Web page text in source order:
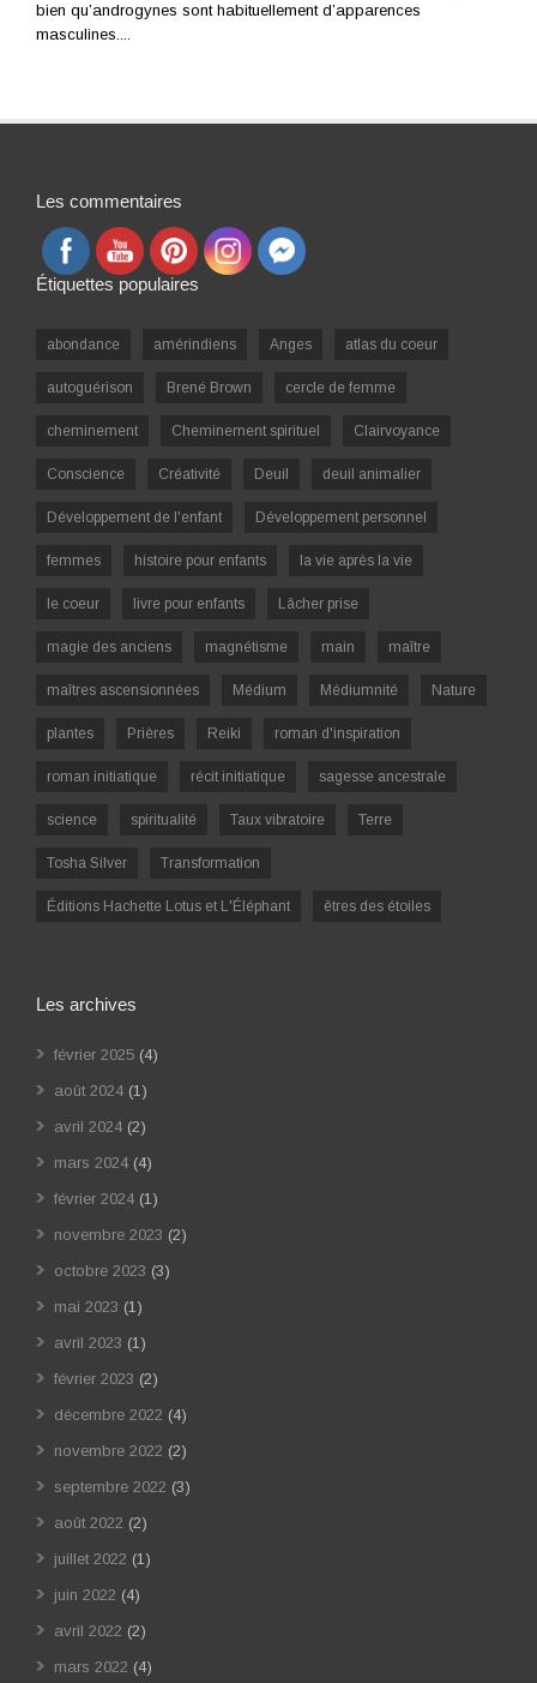
bien qu’androgynes sont habituellement d’apparences
masculines....
Les commentaires
Étiquettes populaires
abondance amérindiens Anges atlas du coeur
autoguérison Brené Brown cercle de femme
cheminement Cheminement spirituel Clairvoyance
Conscience Créativité Deuil deuil animalier
Développement de l'enfant Développement personnel
femmes histoire pour enfants la vie après la vie
le coeur livre pour enfants Lâcher prise
magie des anciens magnétisme main maître
maîtres ascensionnées Médium Médiumnité Nature
plantes Prières Reiki roman d'inspiration
roman initiatique récit initiatique sagesse ancestrale
science spiritualité Taux vibratoire Terre
Tosha Silver Transformation
Éditions Hachette Lotus et L'Éléphant êtres des étoiles
Les archives
février 2025 (4)
août 2024 (1)
avril 2024 (2)
mars 2024 (4)
février 2024 (1)
novembre 2023 (2)
octobre 2023 (3)
mai 2023 (1)
avril 2023 (1)
février 2023 (2)
décembre 2022 (4)
novembre 2022 (2)
septembre 2022 (3)
août 2022 (2)
juillet 2022 (1)
juin 2022 (4)
avril 2022 (2)
mars 2022 (4)